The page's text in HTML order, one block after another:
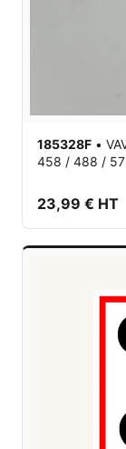
185328F •
458 / 488 /
23,99 € HT